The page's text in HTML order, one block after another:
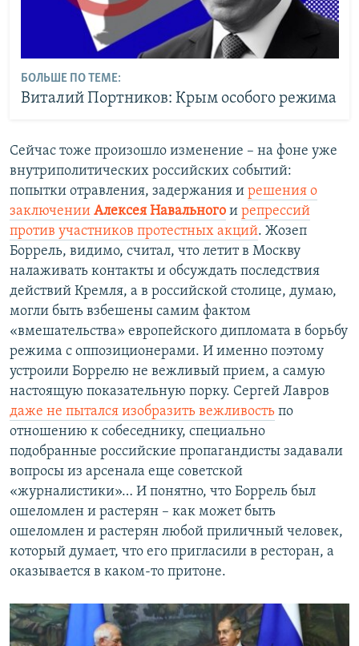
БОЛЬШЕ ПО ТЕМЕ:
Виталий Портников: Крым особого режима
Сейчас тоже произошло изменение – на фоне уже
внутриполитических российских событий:
попытки отравления, задержания и решения о
заключении Алексея Навального и репрессий
против участников протестных акций. Жозеп
Боррель, видимо, считал, что летит в Москву
налаживать контакты и обсуждать последствия
действий Кремля, а в российской столице, думаю,
могли быть взбешены самим фактом
«вмешательства» европейского дипломата в борьбу
режима с оппозиционерами. И именно поэтому
устроили Боррелю не вежливый прием, а самую
настоящую показательную порку. Сергей Лавров
даже не пытался изобразить вежливость по
отношению к собеседнику, специально
подобранные российские пропагандисты задавали
вопросы из арсенала еще советской
«журналистики»… И понятно, что Боррель был
ошеломлен и растерян – как может быть
ошеломлен и растерян любой приличный человек,
который думает, что его пригласили в ресторан, а
оказывается в каком-то притоне.